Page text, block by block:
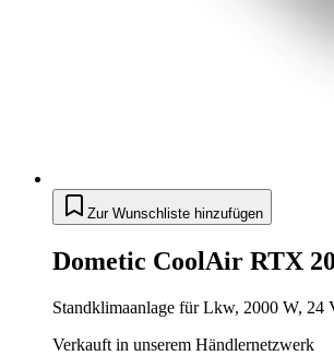
Zur Wunschliste hinzufügen
Dometic CoolAir RTX
Standklimaanlage für Lkw, 2000 W, 24
Verkauft in unserem Händlernetzwerk